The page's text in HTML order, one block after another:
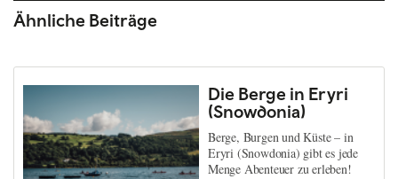
Ähnliche Beiträge
Die Berge in Eryri
(Snowdonia)
Berge, Burgen und Küste – in
Eryri (Snowdonia) gibt es jede
Menge Abenteuer zu erleben!